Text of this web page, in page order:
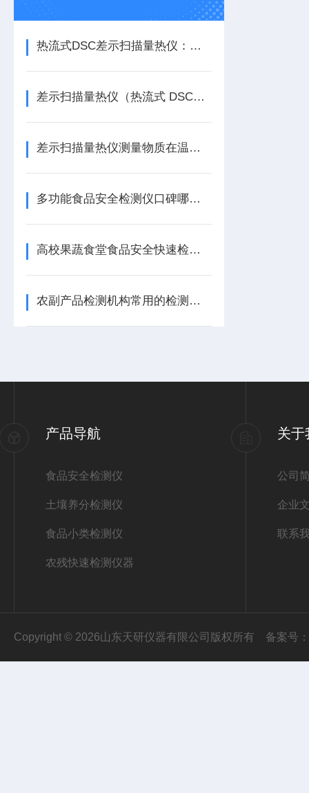
热流式DSC差示扫描量热仪：解锁热分析高精度测量的技术密钥
差示扫描量热仪（热流式 DSC）温度热差氧化诱导期量热分析仪
差示扫描量热仪测量物质在温度变化过程中热量变化
多功能食品安全检测仪口碑哪家好【商家推荐】多功能食品安全检测仪
高校果蔬食堂食品安全快速检测实验室配置方案（中小学校食堂专用）
农副产品检测机构常用的检测设备配置清单
产品导航
食品安全检测仪
土壤养分检测仪
食品小类检测仪
农残快速检测仪器
关于
公司
企业
联系
Copyright © 2026山东天研仪器有限公司版权所有 备案号